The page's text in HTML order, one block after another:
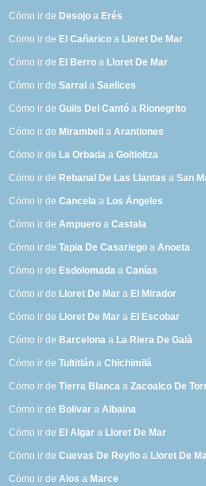
Cómo ir de Desojo a Erés
Cómo ir de El Cañarico a Lloret De Mar
Cómo ir de El Berro a Lloret De Mar
Cómo ir deSarral aSaelices
Cómo ir deGuils Del Cantó a Rionegrito
Cómo ir de Mirambell aArantiones
Cómo ir de La Orbada aGoitioltza
Cómo ir de Rebanal De Las Llantas aSan
Cómo ir deCancela a Los Ángeles
Cómo ir deAmpuero aCastala
Cómo ir deTapia De Casariego aAnoeta
Cómo ir de Esdolomada aCanías
Cómo ir de Lloret De Mar a El Mirador
Cómo ir de Lloret De Mar a El Escobar
Cómo ir de Barcelona a La Riera De Gaià
Cómo ir deTultitlán aChichimilá
Cómo ir deTierra Blanca aZacoalco De
Cómo ir de Bolivar aAlbaina
Cómo ir de El Algar a Lloret De Mar
Cómo ir deCuevas De Reyllo a Lloret De
Cómo ir deAios a Marce